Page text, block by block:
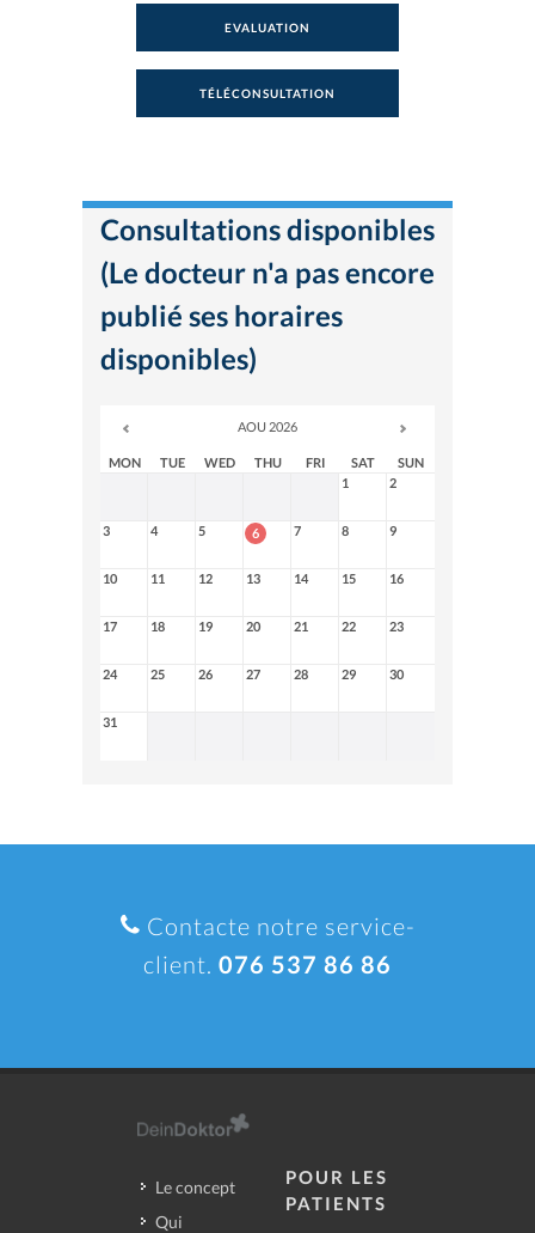
EVALUATION
TÉLÉCONSULTATION
Consultations disponibles
(Le docteur n'a pas encore
publié ses horaires
disponibles)
AOU 2026
MON TUE WED THU FRI SAT
SUN
1
2
3 4 5 6 7 8 9
10 11 12 13 14 15 16
17 18 19 20 21 22 23
24 25 26 27 28 29 30
31
Contacte notre service-
client. 076 537 86 86
Le concept
Qui
POUR LES
PATIENTS